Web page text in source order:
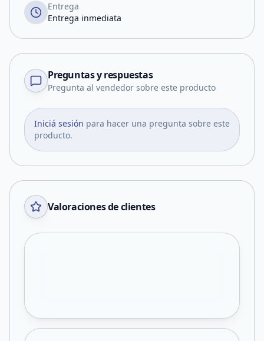
Entrega
Entrega inmediata
Preguntas y respuestas
Pregunta al vendedor sobre este producto
Iniciá sesión para hacer una pregunta sobre este
producto.
Valoraciones de clientes